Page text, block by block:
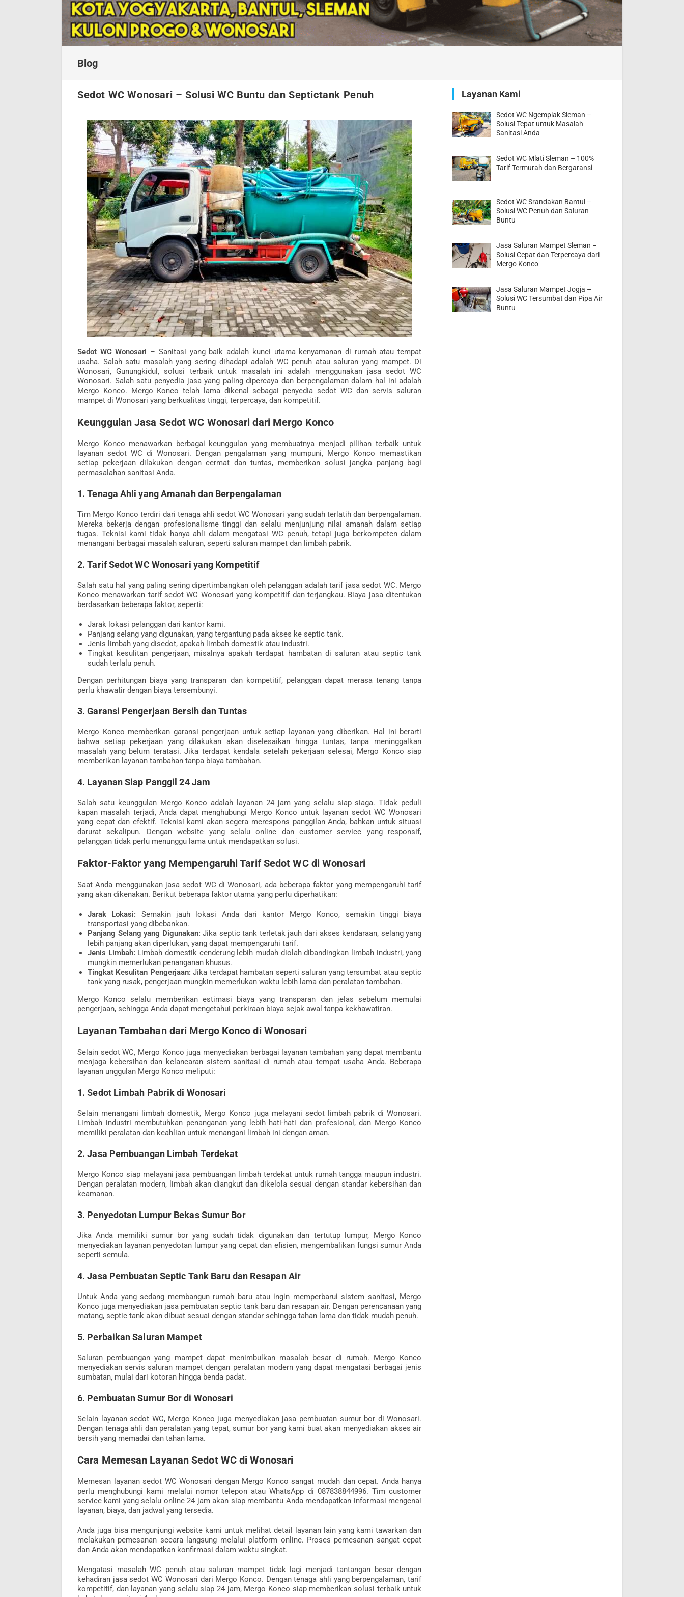
Blog
Sedot WC Wonosari – Solusi WC Buntu dan Septictank Penuh
Sedot WC Wonosari – Sanitasi yang baik adalah kunci utama kenyamanan di rumah atau tempat
usaha. Salah satu masalah yang sering dihadapi adalah WC penuh atau saluran yang mampet. Di
Wonosari, Gunungkidul, solusi terbaik untuk masalah ini adalah menggunakan jasa sedot WC
Wonosari. Salah satu penyedia jasa yang paling dipercaya dan berpengalaman dalam hal ini adalah
Mergo Konco. Mergo Konco telah lama dikenal sebagai penyedia sedot WC dan servis saluran
mampet di Wonosari yang berkualitas tinggi, terpercaya, dan kompetitif.
Keunggulan Jasa Sedot WC Wonosari dari Mergo Konco
Mergo Konco menawarkan berbagai keunggulan yang membuatnya menjadi pilihan terbaik untuk
layanan sedot WC di Wonosari. Dengan pengalaman yang mumpuni, Mergo Konco memastikan
setiap pekerjaan dilakukan dengan cermat dan tuntas, memberikan solusi jangka panjang bagi
permasalahan sanitasi Anda.
1. Tenaga Ahli yang Amanah dan Berpengalaman
Tim Mergo Konco terdiri dari tenaga ahli sedot WC Wonosari yang sudah terlatih dan berpengalaman.
Mereka bekerja dengan profesionalisme tinggi dan selalu menjunjung nilai amanah dalam setiap
tugas. Teknisi kami tidak hanya ahli dalam mengatasi WC penuh, tetapi juga berkompeten dalam
menangani berbagai masalah saluran, seperti saluran mampet dan limbah pabrik.
2. Tarif Sedot WC Wonosari yang Kompetitif
Salah satu hal yang paling sering dipertimbangkan oleh pelanggan adalah tarif jasa sedot WC. Mergo
Konco menawarkan tarif sedot WC Wonosari yang kompetitif dan terjangkau. Biaya jasa ditentukan
berdasarkan beberapa faktor, seperti:
Jarak lokasi pelanggan dari kantor kami.
Panjang selang yang digunakan, yang tergantung pada akses ke septic tank.
Jenis limbah yang disedot, apakah limbah domestik atau industri.
Tingkat kesulitan pengerjaan, misalnya apakah terdapat hambatan di saluran atau septic tank
sudah terlalu penuh.
Dengan perhitungan biaya yang transparan dan kompetitif, pelanggan dapat merasa tenang tanpa
perlu khawatir dengan biaya tersembunyi.
3. Garansi Pengerjaan Bersih dan Tuntas
Mergo Konco memberikan garansi pengerjaan untuk setiap layanan yang diberikan. Hal ini berarti
bahwa setiap pekerjaan yang dilakukan akan diselesaikan hingga tuntas, tanpa meninggalkan
masalah yang belum teratasi. Jika terdapat kendala setelah pekerjaan selesai, Mergo Konco siap
memberikan layanan tambahan tanpa biaya tambahan.
4. Layanan Siap Panggil 24 Jam
Salah satu keunggulan Mergo Konco adalah layanan 24 jam yang selalu siap siaga. Tidak peduli
kapan masalah terjadi, Anda dapat menghubungi Mergo Konco untuk layanan sedot WC Wonosari
yang cepat dan efektif. Teknisi kami akan segera merespons panggilan Anda, bahkan untuk situasi
darurat sekalipun. Dengan website yang selalu online dan customer service yang responsif,
pelanggan tidak perlu menunggu lama untuk mendapatkan solusi.
Faktor-Faktor yang Mempengaruhi Tarif Sedot WC di Wonosari
Saat Anda menggunakan jasa sedot WC di Wonosari, ada beberapa faktor yang mempengaruhi tarif
yang akan dikenakan. Berikut beberapa faktor utama yang perlu diperhatikan:
Jarak Lokasi: Semakin jauh lokasi Anda dari kantor Mergo Konco, semakin tinggi biaya
transportasi yang dibebankan.
Panjang Selang yang Digunakan: Jika septic tank terletak jauh dari akses kendaraan, selang yang
lebih panjang akan diperlukan, yang dapat mempengaruhi tarif.
Jenis Limbah: Limbah domestik cenderung lebih mudah diolah dibandingkan limbah industri, yang
mungkin memerlukan penanganan khusus.
Tingkat Kesulitan Pengerjaan: Jika terdapat hambatan seperti saluran yang tersumbat atau septic
tank yang rusak, pengerjaan mungkin memerlukan waktu lebih lama dan peralatan tambahan.
Mergo Konco selalu memberikan estimasi biaya yang transparan dan jelas sebelum memulai
pengerjaan, sehingga Anda dapat mengetahui perkiraan biaya sejak awal tanpa kekhawatiran.
Layanan Tambahan dari Mergo Konco di Wonosari
Selain sedot WC, Mergo Konco juga menyediakan berbagai layanan tambahan yang dapat membantu
menjaga kebersihan dan kelancaran sistem sanitasi di rumah atau tempat usaha Anda. Beberapa
layanan unggulan Mergo Konco meliputi:
1. Sedot Limbah Pabrik di Wonosari
Selain menangani limbah domestik, Mergo Konco juga melayani sedot limbah pabrik di Wonosari.
Limbah industri membutuhkan penanganan yang lebih hati-hati dan profesional, dan Mergo Konco
memiliki peralatan dan keahlian untuk menangani limbah ini dengan aman.
2. Jasa Pembuangan Limbah Terdekat
Mergo Konco siap melayani jasa pembuangan limbah terdekat untuk rumah tangga maupun industri.
Dengan peralatan modern, limbah akan diangkut dan dikelola sesuai dengan standar kebersihan dan
keamanan.
3. Penyedotan Lumpur Bekas Sumur Bor
Jika Anda memiliki sumur bor yang sudah tidak digunakan dan tertutup lumpur, Mergo Konco
menyediakan layanan penyedotan lumpur yang cepat dan efisien, mengembalikan fungsi sumur Anda
seperti semula.
4. Jasa Pembuatan Septic Tank Baru dan Resapan Air
Untuk Anda yang sedang membangun rumah baru atau ingin memperbarui sistem sanitasi, Mergo
Konco juga menyediakan jasa pembuatan septic tank baru dan resapan air. Dengan perencanaan yang
matang, septic tank akan dibuat sesuai dengan standar sehingga tahan lama dan tidak mudah penuh.
5. Perbaikan Saluran Mampet
Saluran pembuangan yang mampet dapat menimbulkan masalah besar di rumah. Mergo Konco
menyediakan servis saluran mampet dengan peralatan modern yang dapat mengatasi berbagai jenis
sumbatan, mulai dari kotoran hingga benda padat.
6. Pembuatan Sumur Bor di Wonosari
Selain layanan sedot WC, Mergo Konco juga menyediakan jasa pembuatan sumur bor di Wonosari.
Dengan tenaga ahli dan peralatan yang tepat, sumur bor yang kami buat akan menyediakan akses air
bersih yang memadai dan tahan lama.
Cara Memesan Layanan Sedot WC di Wonosari
Memesan layanan sedot WC Wonosari dengan Mergo Konco sangat mudah dan cepat. Anda hanya
perlu menghubungi kami melalui nomor telepon atau WhatsApp di 087838844996. Tim customer
service kami yang selalu online 24 jam akan siap membantu Anda mendapatkan informasi mengenai
layanan, biaya, dan jadwal yang tersedia.
Anda juga bisa mengunjungi website kami untuk melihat detail layanan lain yang kami tawarkan dan
melakukan pemesanan secara langsung melalui platform online. Proses pemesanan sangat cepat
dan Anda akan mendapatkan konfirmasi dalam waktu singkat.
Mengatasi masalah WC penuh atau saluran mampet tidak lagi menjadi tantangan besar dengan
kehadiran jasa sedot WC Wonosari dari Mergo Konco. Dengan tenaga ahli yang berpengalaman, tarif
kompetitif, dan layanan yang selalu siap 24 jam, Mergo Konco siap memberikan solusi terbaik untuk
Layanan Kami
Sedot WC Ngemplak Sleman –
Solusi Tepat untuk Masalah
Sanitasi Anda
Sedot WC Mlati Sleman – 100%
Tarif Termurah dan Bergaransi
Sedot WC Srandakan Bantul –
Solusi WC Penuh dan Saluran
Buntu
Jasa Saluran Mampet Sleman –
Solusi Cepat dan Terpercaya dari
Mergo Konco
Jasa Saluran Mampet Jogja –
Solusi WC Tersumbat dan Pipa Air
Buntu